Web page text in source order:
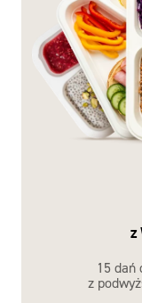
z
15 dań
z